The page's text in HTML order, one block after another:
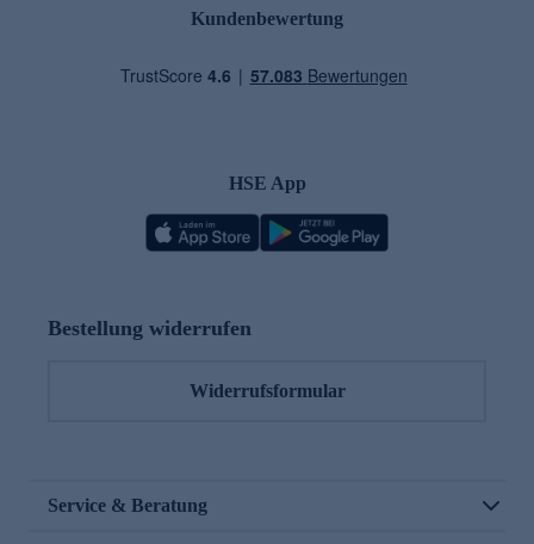
Kundenbewertung
HSE App
Bestellung widerrufen
Widerrufsformular
Service & Beratung